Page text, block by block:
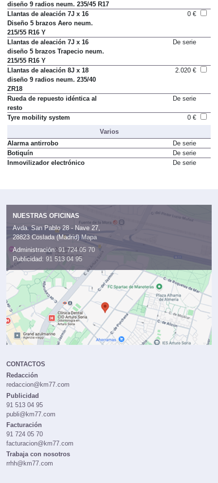
diseño 9 radios neum. 235/45 R17
Llantas de aleación 7J x 16
Diseño 5 brazos Aero neum.
215/55 R16 Y
0 €
Llantas de aleación 7J x 16
diseño 5 brazos Trapecio neum.
215/55 R16 Y
De serie
Llantas de aleación 8J x 18
diseño 9 radios neum. 235/40
ZR18
2.020 €
Rueda de repuesto idéntica al
resto
De serie
Tyre mobility system
0 €
Varios
Alarma antirrobo
De serie
Botiquín
De serie
Inmovilizador electrónico
De serie
NUESTRAS OFICINAS
Avda. San Pablo 28 - Nave 27,
28823 Coslada (Madrid) Mapa
Administración: 91 724 05 70
Publicidad: 91 513 04 95
CONTACTOS
Redacción
redaccion@km77.com
Publicidad
91 513 04 95
publi@km77.com
Facturación
91 724 05 70
facturacion@km77.com
Trabaja con nosotros
rrhh@km77.com